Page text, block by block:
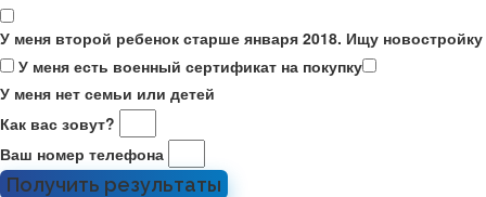
У меня второй ребенок старше января 2018. Ищу новостройку
У меня есть военный сертификат на покупку
У меня нет семьи или детей
Как вас зовут?
Ваш номер телефона
Получить результаты